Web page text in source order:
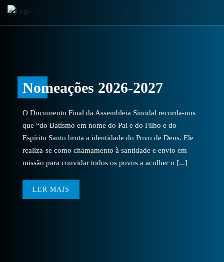
Nomeações 2026-2027
O Documento Final da Assembleia Sinodal recorda-nos
que “do Batismo em nome do Pai e do Filho e do
Espírito Santo brota a identidade do Povo de Deus. Ele
realiza-se como chamamento à santidade e envio em
missão para convidar todos os povos a acolher o [...]
LER MAIS